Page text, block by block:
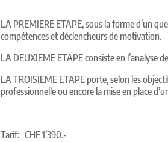
LA PREMIERE ETAPE, sous la forme d’un
compétences et déclencheurs de motivation.
LA DEUXIEME ETAPE consiste en l’analyse
LA TROISIEME ETAPE porte, selon les
professionnelle ou encore la mise en place
Tarif: CHF 1’390.-